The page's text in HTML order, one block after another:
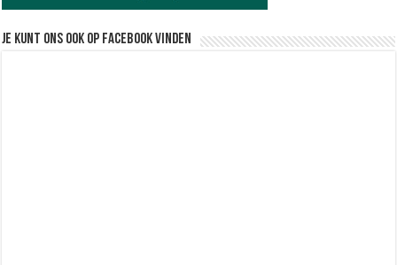
Je kunt ons ook op facebook vinden